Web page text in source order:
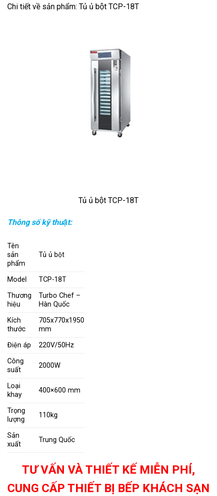
Chi tiết về sản phẩm: Tủ ủ bột TCP-18T
Tủ ủ bột TCP-18T
Thông số kỹ thuật:
Tên
sản
phẩm
Tủ ủ bột
Model
TCP-18T
Thương
hiệu
Turbo Chef –
Hàn Quốc
Kích
thước
705x770x1950
mm
Điện áp
220V/50Hz
Công
suất
2000W
Loại
khay
400×600 mm
Trọng
lượng
110kg
Sản
xuất
Trung Quốc
TƯ VẤN VÀ THIẾT KẾ MIỄN PHÍ,
CUNG CẤP THIẾT BỊ BẾP KHÁCH SẠN